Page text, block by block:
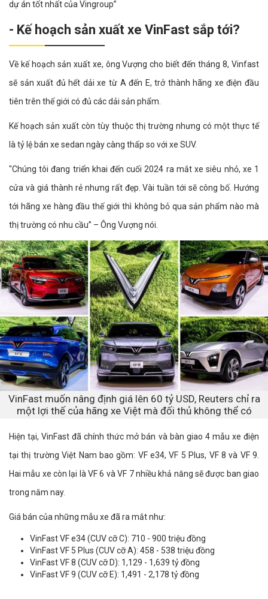
dự án tốt nhất của Vingroup”
- Kế hoạch sản xuất xe VinFast sắp tới?
Về kế hoạch sản xuất xe, ông Vượng cho biết đến tháng 8, Vinfast
sẽ sản xuất đủ hết dải xe từ A đến E, trở thành hãng xe điện đầu
tiên trên thế giới có đủ các dải sản phẩm.
Kế hoạch sản xuất còn tùy thuộc thị trường nhưng có một thực tế
là tỷ lệ bán xe sedan ngày càng thấp so với xe SUV.
"Chúng tôi đang triển khai đến cuối 2024 ra mắt xe siêu nhỏ, xe 1
cửa và giá thành rẻ nhưng rất đẹp. Vài tuần tới sẽ công bố. Hướng
tới hãng xe hàng đầu thế giới thì không bỏ qua sản phẩm nào mà
thị trường có nhu cầu” – Ông Vượng nói.
VinFast muốn nâng định giá lên 60 tỷ USD, Reuters chỉ ra
một lợi thế của hãng xe Việt mà đối thủ không thể có
Hiện tại, VinFast đã chính thức mở bán và bàn giao 4 mẫu xe điện
tại thị trường Việt Nam bao gồm: VF e34, VF 5 Plus, VF 8 và VF 9.
Hai mẫu xe còn lại là VF 6 và VF 7 nhiều khả năng sẽ được ban giao
trong năm nay.
Giá bán của những mẫu xe đã ra mắt như:
VinFast VF e34 (CUV cỡ C): 710 - 900 triệu đồng
VinFast VF 5 Plus (CUV cỡ A): 458 - 538 triệu đồng
VinFast VF 8 (CUV cỡ D): 1,129 - 1,639 tỷ đồng
VinFast VF 9 (CUV cỡ E): 1,491 - 2,178 tỷ đồng